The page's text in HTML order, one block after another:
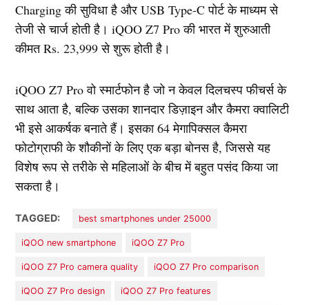
Charging की सुविधा है और USB Type-C पोर्ट के माध्यम से
तेजी से चार्ज होती है। iQOO Z7 Pro की भारत में शुरुआती
कीमत Rs. 23,999 से शुरू होती है।
iQOO Z7 Pro वो स्मार्टफोन है जो न केवल दिलचस्प फीचर्स के
साथ आता है, बल्कि उसका शानदार डिज़ाइन और कैमरा क्वालिटी
भी इसे आकर्षक बनाते हैं। इसका 64 मेगापिक्सल कैमरा
फोटोग्राफी के शौकीनों के लिए एक बड़ा बोनस है, जिससे यह
विशेष रूप से तरीके से महिलाओं के बीच में बहुत पसंद किया जा
सकता है।
TAGGED: best smartphones under 25000
iQOO new smartphone iQOO Z7 Pro
iQOO Z7 Pro camera quality iQOO Z7 Pro comparison
iQOO Z7 Pro design iQOO Z7 Pro features